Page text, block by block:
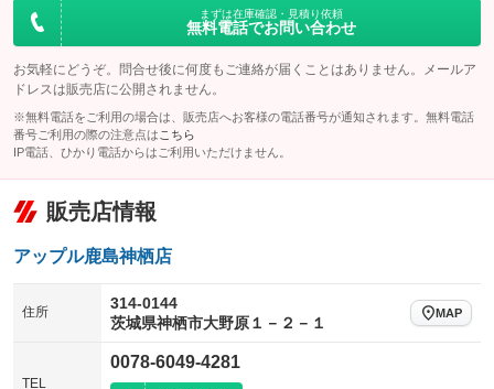
アイドリングストップ
：装備あり ドライブレコーダー
：装備なし
USB入力端子 Bluetooth接続
100V電源
：装備なし
センターデフロック
：装備なし
ラジコン付き
アームロール
：装備なし
：装備なし
サイドドア 三転ダンプ
：装備なし
荷台幌付き
：装備なし
キーレス
：装備なし LEDヘッドランプ
：装備なし
：装備なし
バックカメラ
：装備あり
エアロ
：装備なし
：装備なし ：装備なし
パワーシート
：装備なし
ベンチシート
：装備なし
電動格納サードシート
：装備なし シートヒーター
：装備なし
ウォークスルー
：装備なし
まずは在庫確認・見積り依頼
無料電話でお問い合わせ
お気軽にどうぞ。問合せ後に何度もご連絡が届くことはありません。メールア
ドレスは販売店に公開されません。
※無料電話をご利用の場合は、販売店へお客様の電話番号が通知されます。無料電話
番号ご利用の際の注意点は こちら
IP電話、ひかり電話からはご利用いただけません。
販売店情報
アップル鹿島神栖店
住所
314-0144
茨城県神栖市大野原１－２－１
MAP
TEL
0078-6049-4281